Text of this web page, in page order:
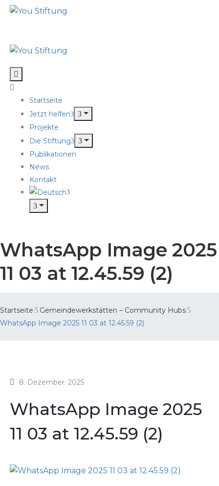
Startseite
Jetzt helfen
Projekte
Die Stiftung
Publikationen
News
Kontakt
WhatsApp Image 2025
11 03 at 12.45.59 (2)
Startseite
Gemeindewerkstätten – Community Hubs
WhatsApp Image 2025 11 03 at 12.45.59 (2)
8. Dezember. 2025
WhatsApp Image 2025
11 03 at 12.45.59 (2)